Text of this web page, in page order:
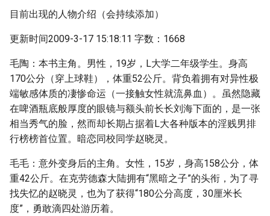
目前出现的人物介绍（会持续添加）
更新时间2009-3-17 15:18:11 字数：1668
毛陶：本书主角。男性，19岁，L大学二年级学生。身高
170公分（穿上球鞋），体重52公斤。背负着拥有对异性极
端敏感体质的凄惨命运（一接触女性就流鼻血）。虽然隐藏
在啤酒瓶底般厚度的眼镜与额头前长长刘海下面的，是一张
相当秀气的脸，然而却长期占据着L大各种版本的淫贱男排
行榜榜首位置。暗恋同校同学赵晓灵。
毛毛：意外变身后的主角。女性，15岁，身高158公分，体
重42公斤。在克劳德森大陆拥有“黑暗之子”的头衔，为了寻
找失忆的赵晓灵，也为了获得“180公分高度，30厘米长
度”，勇敢滴四处游历着。